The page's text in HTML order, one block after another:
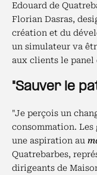
Edouard de
Florian Dasras,
création et du
un simulateur va
aux clients le panel
"Sauver le
"Je perçois un
consommation. Les
une aspiration au
Quatrebarbes,
dirigeants de